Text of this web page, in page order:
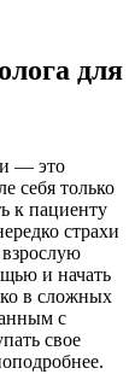
для
— это
себя только
к пациенту
страхи
и начать
в сложных
с
свое